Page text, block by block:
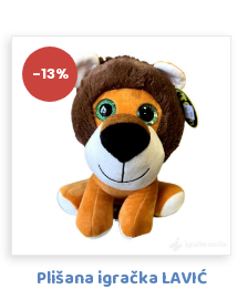
-13%
Plišana igračka LAVIĆ